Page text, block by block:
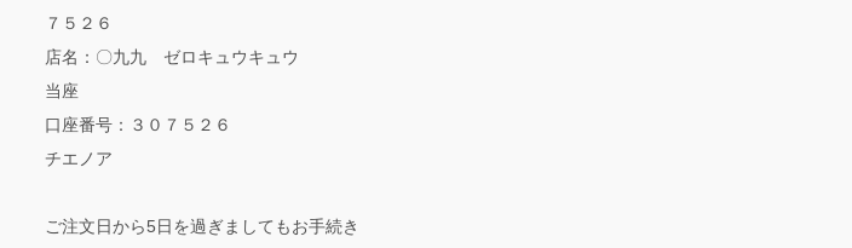
７５２６
店名：〇九九 ゼロキュウキュウ
当座
口座番号：３０７５２６
チエノア
ご注文日から5日を過ぎましてもお手続き